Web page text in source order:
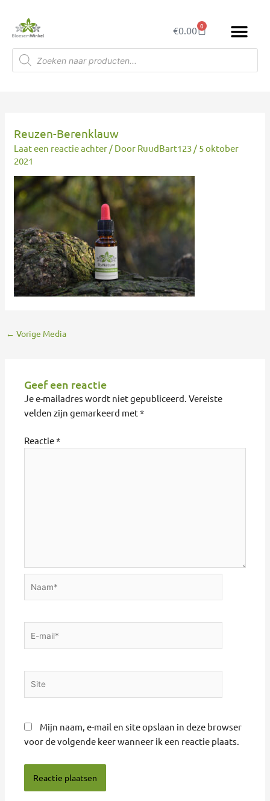
inhoud
€0.00 0
Winkelwagen
Producten
zoeken
Reuzen-Berenklauw
Laat een reactie achter / Door RuudBart123 / 5 oktober
2021
← Vorige Media
Geef een reactie
Je e-mailadres wordt niet gepubliceerd. Vereiste
velden zijn gemarkeerd met*
Reactie*
Mijn naam, e-mail en site opslaan in deze browser
voor de volgende keer wanneer ik een reactie plaats.